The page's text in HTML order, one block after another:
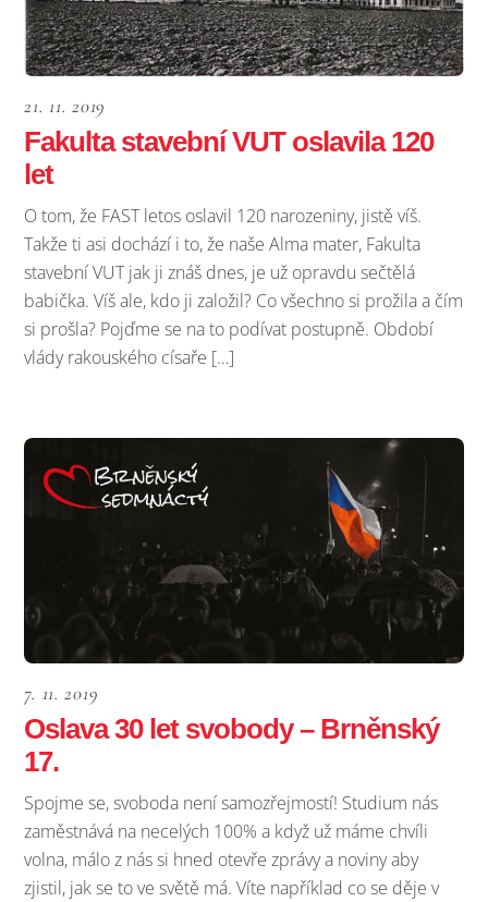
21. 11. 2019
Fakulta stavební VUT oslavila 120
let
O tom, že FAST letos oslavil 120 narozeniny, jistě víš.
Takže ti asi dochází i to, že naše Alma mater, Fakulta
stavební VUT jak ji znáš dnes, je už opravdu sečtělá
babička. Víš ale, kdo ji založil? Co všechno si prožila a čím
si prošla? Pojďme se na to podívat postupně. Období
vlády rakouského císaře […]
7. 11. 2019
Oslava 30 let svobody – Brněnský
17.
Spojme se, svoboda není samozřejmostí! Studium nás
zaměstnává na necelých 100% a když už máme chvíli
volna, málo z nás si hned otevře zprávy a noviny aby
zjistil, jak se to ve světě má. Víte například co se děje v